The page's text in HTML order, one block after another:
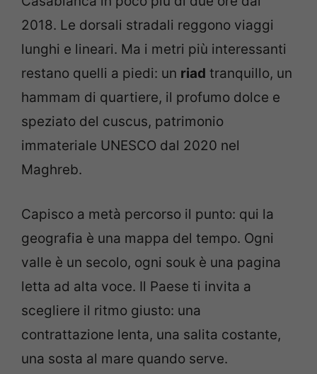
2018. Le dorsali stradali reggono viaggi
lunghi e lineari. Ma i metri più interessanti
restano quelli a piedi: un riad tranquillo, un
hammam di quartiere, il profumo dolce e
speziato del cuscus, patrimonio
immateriale UNESCO dal 2020 nel
Maghreb.
Capisco a metà percorso il punto: qui la
geografia è una mappa del tempo. Ogni
valle è un secolo, ogni souk è una pagina
letta ad alta voce. Il Paese ti invita a
scegliere il ritmo giusto: una
contrattazione lenta, una salita costante,
una sosta al mare quando serve.